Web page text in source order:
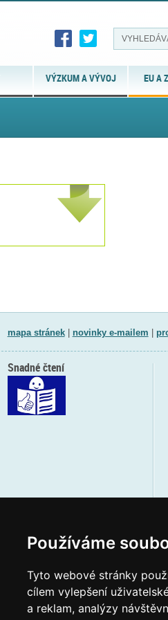
Používáme
Tyto webové stránky
cílem vylepšení
a reklam, analýzy
VÝZKUM A VÝVOJ EU A
mapa stránek| novinky e-mailem
Snadné čtení